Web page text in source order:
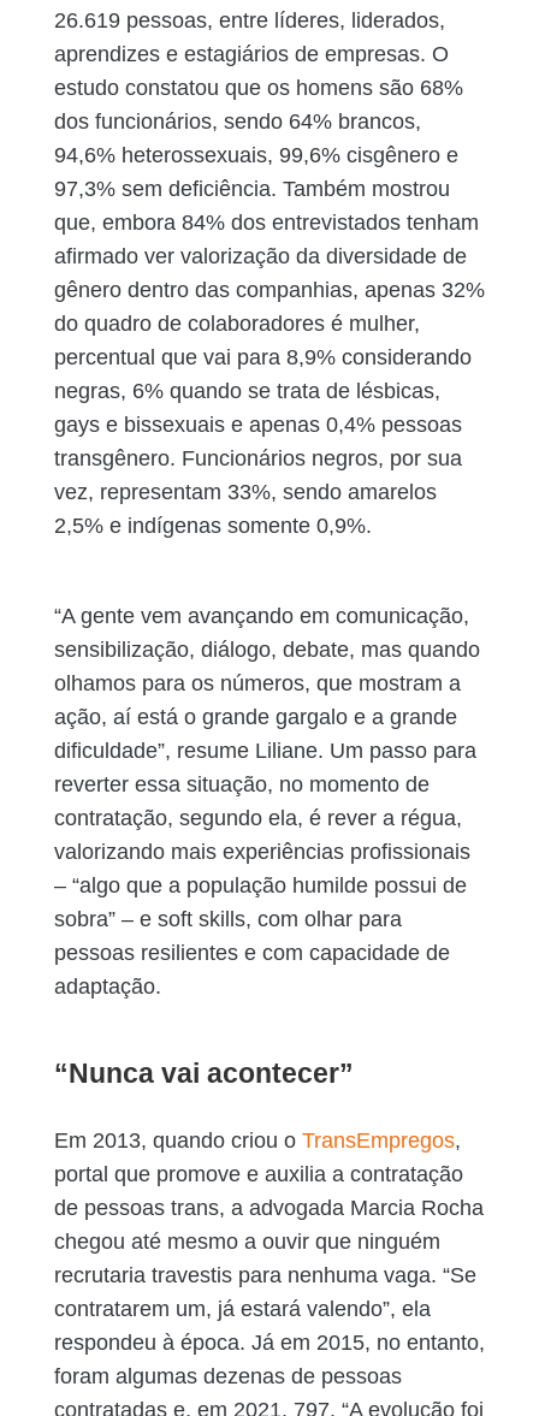
26.619 pessoas, entre líderes, liderados,
aprendizes e estagiários de empresas. O
estudo constatou que os homens são 68%
dos funcionários, sendo 64% brancos,
94,6% heterossexuais, 99,6% cisgênero e
97,3% sem deficiência. Também mostrou
que, embora 84% dos entrevistados tenham
afirmado ver valorização da diversidade de
gênero dentro das companhias, apenas 32%
do quadro de colaboradores é mulher,
percentual que vai para 8,9% considerando
negras, 6% quando se trata de lésbicas,
gays e bissexuais e apenas 0,4% pessoas
transgênero. Funcionários negros, por sua
vez, representam 33%, sendo amarelos
2,5% e indígenas somente 0,9%.
“A gente vem avançando em comunicação,
sensibilização, diálogo, debate, mas quando
olhamos para os números, que mostram a
ação, aí está o grande gargalo e a grande
dificuldade”, resume Liliane. Um passo para
reverter essa situação, no momento de
contratação, segundo ela, é rever a régua,
valorizando mais experiências profissionais
– “algo que a população humilde possui de
sobra” – e soft skills, com olhar para
pessoas resilientes e com capacidade de
adaptação.
“Nunca vai acontecer”
Em 2013, quando criou o TransEmpregos,
portal que promove e auxilia a contratação
de pessoas trans, a advogada Marcia Rocha
chegou até mesmo a ouvir que ninguém
recrutaria travestis para nenhuma vaga. “Se
contratarem um, já estará valendo”, ela
respondeu à época. Já em 2015, no entanto,
foram algumas dezenas de pessoas
contratadas e, em 2021, 797. “A evolução foi